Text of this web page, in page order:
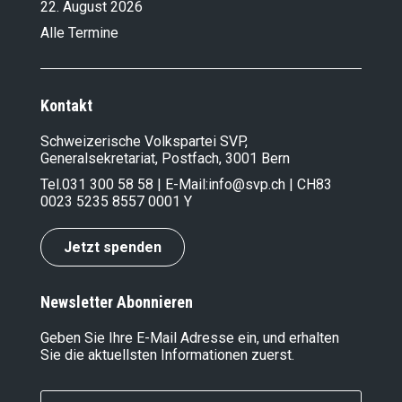
22. August 2026
Alle Termine
Kontakt
Schweizerische Volkspartei SVP,
Generalsekretariat, Postfach, 3001 Bern
Tel.031 300 58 58 | E-Mail:info@svp.ch | CH83
0023 5235 8557 0001 Y
Jetzt spenden
Newsletter Abonnieren
Geben Sie Ihre E-Mail Adresse ein, und erhalten
Sie die aktuellsten Informationen zuerst.